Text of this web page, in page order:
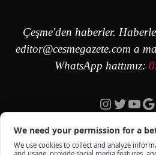
Çeşme'den haberler.
editor@cesmegazete.com a
WhatsApp hattımız:
Twitter